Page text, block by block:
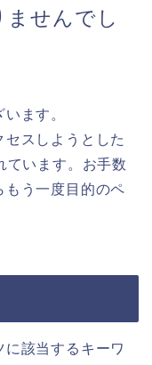
ませんでし
ます。
スしようとした
ています。お手数
もう一度目的のペ
該当するキーワ